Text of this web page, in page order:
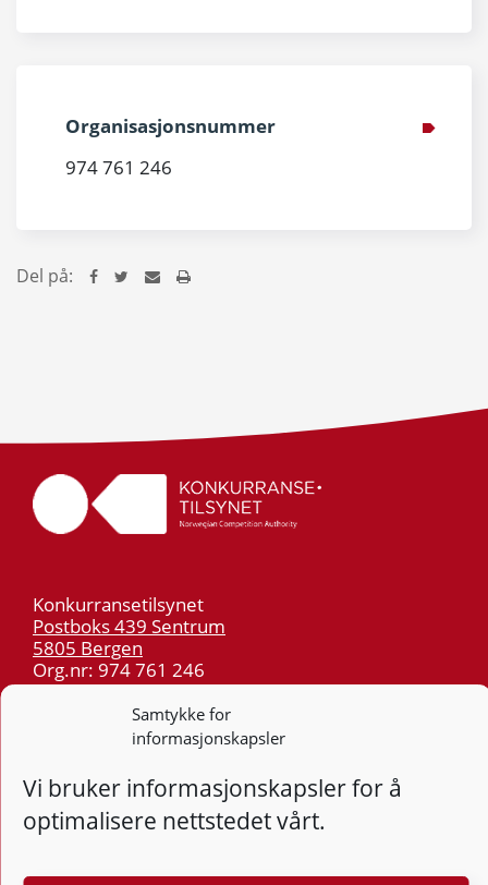
Samtykke for
informasjonskapsler
Vi bruker informasjonskapsler for å
optimalisere nettstedet vårt.
Organisasjonsnummer
974 761 246
Del på:
Konkurransetilsynet
Postboks 439 Sentrum
5805 Bergen
Org.nr: 974 761 246
55 59 75 00
post@kt.no
Nyhetsvarsel >>